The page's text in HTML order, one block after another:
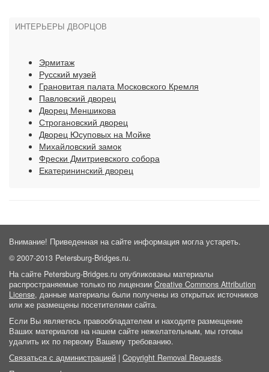
ИНТЕРЬЕРЫ ДВОРЦОВ
Эрмитаж
Русский музей
Грановитая палата Московского Кремля
Павловский дворец
Дворец Меншикова
Строгановский дворец
Дворец Юсуповых на Мойке
Михайловский замок
Фрески Дмитриевского собора
Екатерининский дворец
Внимание! Приведенная на сайте информация могла устареть.
© 2007-2013 Petersburg-Bridges.ru.
На сайте Petersburg-Bridges.ru опубликованы материалы
распространяемые только по лицензии Creative Commons Attribution
License, данные материалы были получены из открытых источников
или же размещены посетителями сайта.
Если Вы являетесь правообладателем и находите размещение
Ваших материалов на нашем сайте нежелательным, мы готовы
удалить их по первому Вашему требованию.
Связаться с администрацией | Copyright Removal Requests.